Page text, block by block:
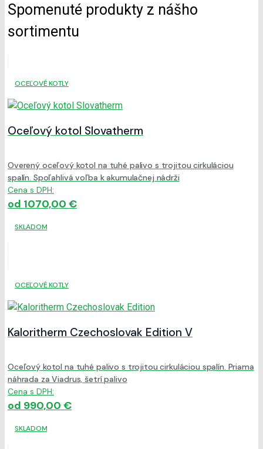
Spomenuté produkty z nášho
sortimentu
OCEĽOVÉ KOTLY
Oceľový kotol Slovatherm
Overený oceľový kotol na tuhé palivo s trojitou cirkuláciou
spalín. Spoľahlivá voľba k akumulačnej nádrži
Cena s DPH:
od 1070,00 €
SKLADOM
OCEĽOVÉ KOTLY
Kaloritherm Czechoslovak Edition V
Oceľový kotol na tuhé palivo s trojitou cirkuláciou spalín. Priama
náhrada za Viadrus, šetrí palivo
Cena s DPH:
od 990,00 €
SKLADOM